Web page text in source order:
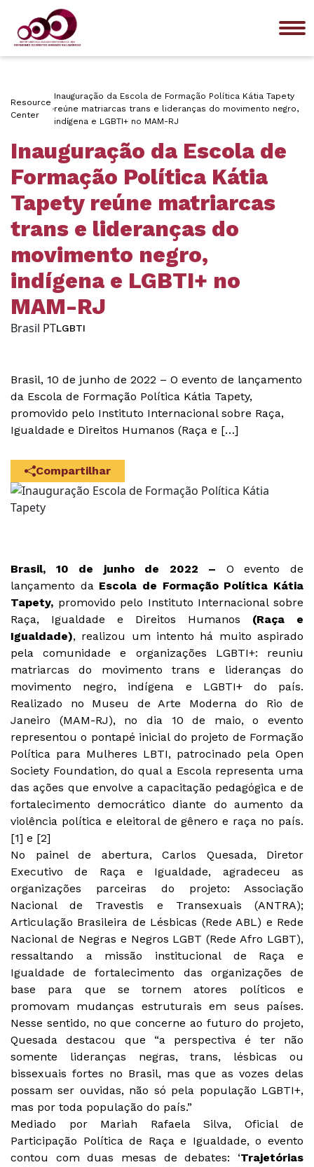
Resource
Center
Inauguração da Escola de Formação Política Kátia Tapety
reúne matriarcas trans e lideranças do movimento negro,
indígena e LGBTI+ no MAM-RJ
Inauguração da Escola de
Formação Política Kátia
Tapety reúne matriarcas
trans e lideranças do
movimento negro,
indígena e LGBTI+ no
MAM-RJ
Brasil PTLGBTI
Brasil, 10 de junho de 2022 – O evento de lançamento
da Escola de Formação Política Kátia Tapety,
promovido pelo Instituto Internacional sobre Raça,
Igualdade e Direitos Humanos (Raça e […]
Compartilhar
Brasil, 10 de junho de 2022 – O evento de
lançamento da Escola de Formação Política Kátia
Tapety, promovido pelo Instituto Internacional sobre
Raça, Igualdade e Direitos Humanos (Raça e
Igualdade), realizou um intento há muito aspirado
pela comunidade e organizações LGBTI+: reuniu
matriarcas do movimento trans e lideranças do
movimento negro, indígena e LGBTI+ do país.
Realizado no Museu de Arte Moderna do Rio de
Janeiro (MAM-RJ), no dia 10 de maio, o evento
representou o pontapé inicial do projeto de Formação
Política para Mulheres LBTI, patrocinado pela Open
Society Foundation, do qual a Escola representa uma
das ações que envolve a capacitação pedagógica e de
fortalecimento democrático diante do aumento da
violência política e eleitoral de gênero e raça no país.
[1] e [2]
No painel de abertura, Carlos Quesada, Diretor
Executivo de Raça e Igualdade, agradeceu as
organizações parceiras do projeto: Associação
Nacional de Travestis e Transexuais (ANTRA);
Articulação Brasileira de Lésbicas (Rede ABL) e Rede
Nacional de Negras e Negros LGBT (Rede Afro LGBT),
ressaltando a missão institucional de Raça e
Igualdade de fortalecimento das organizações de
base para que se tornem atores políticos e
promovam mudanças estruturais em seus países.
Nesse sentido, no que concerne ao futuro do projeto,
Quesada destacou que “a perspectiva é ter não
somente lideranças negras, trans, lésbicas ou
bissexuais fortes no Brasil, mas que as vozes delas
possam ser ouvidas, não só pela população LGBTI+,
mas por toda população do país.”
Mediado por Mariah Rafaela Silva, Oficial de
Participação Política de Raça e Igualdade, o evento
contou com duas mesas de debates: ‘Trajetórias